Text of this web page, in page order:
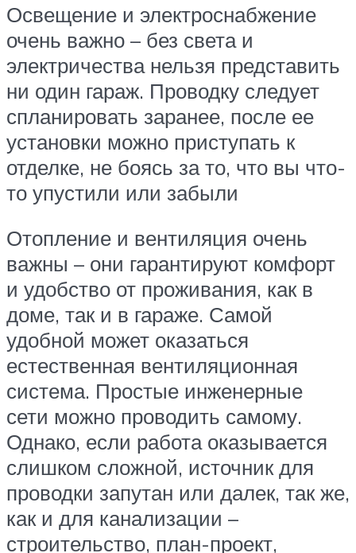
Освещение и электроснабжение
очень важно – без света и
электричества нельзя представить
ни один гараж. Проводку следует
спланировать заранее, после ее
установки можно приступать к
отделке, не боясь за то, что вы что-
то упустили или забыли
Отопление и вентиляция очень
важны – они гарантируют комфорт
и удобство от проживания, как в
доме, так и в гараже. Самой
удобной может оказаться
естественная вентиляционная
система. Простые инженерные
сети можно проводить самому.
Однако, если работа оказывается
слишком сложной, источник для
проводки запутан или далек, так же,
как и для канализации –
строительство, план-проект,